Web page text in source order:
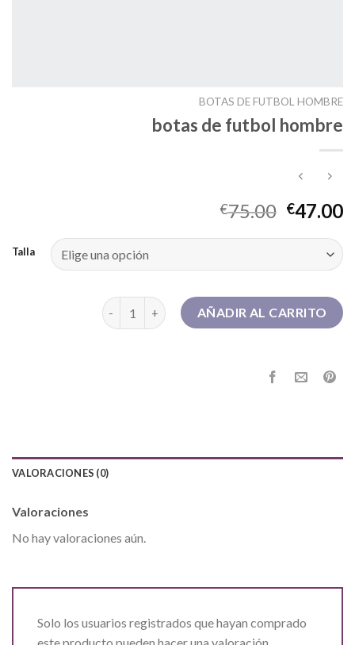
BOTAS DE FUTBOL HOMBRE
botas de futbol hombre
€75.00 €47.00
Talla
botas de futbol hombre cantidad
AÑADIR AL CARRITO
VALORACIONES (0)
Valoraciones
No hay valoraciones aún.
Solo los usuarios registrados que hayan comprado